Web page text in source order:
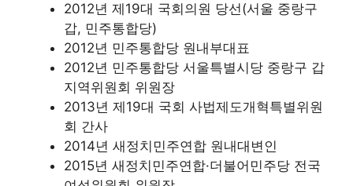
2012년 제19대 국회의원 당선(서울 중랑구
갑, 민주통합당)
2012년 민주통합당 원내부대표
2012년 민주통합당 서울특별시당 중랑구 갑
지역위원회 위원장
2013년 제19대 국회 사법제도개혁특별위원
회 간사
2014년 새정치민주연합 원내대변인
2015년 새정치민주연합·더불어민주당 전국